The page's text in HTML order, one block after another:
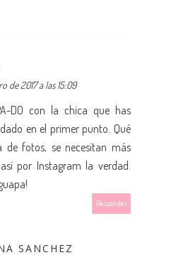
de 2017 a las 15:09
DO con la chica que has
en el primer punto. Qué
de fotos, se necesitan más
por Instagram la verdad.
Responder
SANCHEZ